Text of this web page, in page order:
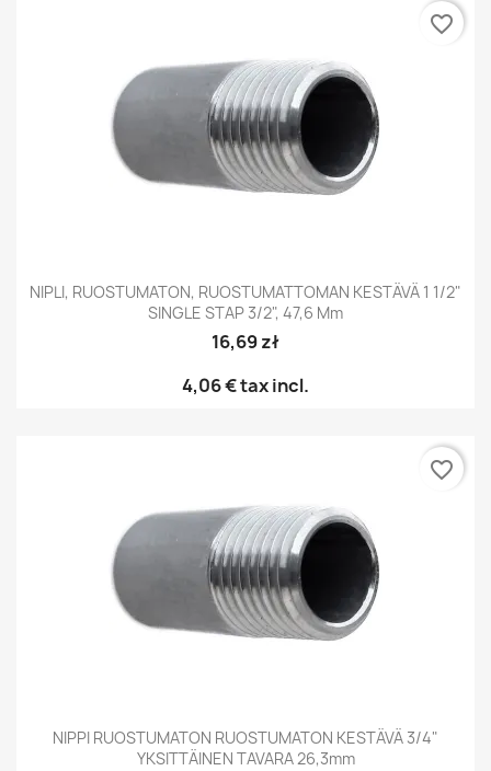
NIPLI, RUOSTUMATON, RUOSTUMATTOMAN KESTÄVÄ 1 1/2"
SINGLE STAP 3/2", 47,6 Mm
16,69 zł
4,06 €tax incl.
favorite_border
NIPPI RUOSTUMATON RUOSTUMATON KESTÄVÄ 3/4"
YKSITTÄINEN TAVARA 26,3mm
favorite_border